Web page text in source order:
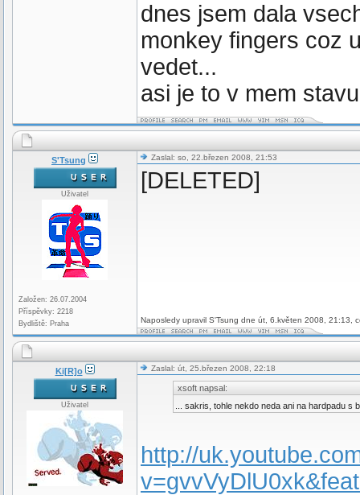
dnes jsem dala
monkey fingers coz
vedet...
asi je to v mem
S'Tsung
Uživatel
Založen: 26.07.2004
Příspěvky: 2218
Bydliště: Praha
Zaslal: so, 22.březen 2008, 21:53
[DELETED]
Naposledy upravil S'Tsung dne út, 6.květen 2008, 21:13,
Ki[R]o
Uživatel
Zaslal: út, 25.březen 2008, 22:18
xsoft napsal:
... sakris, tohle nekdo neda ani na hardpadu s
http://